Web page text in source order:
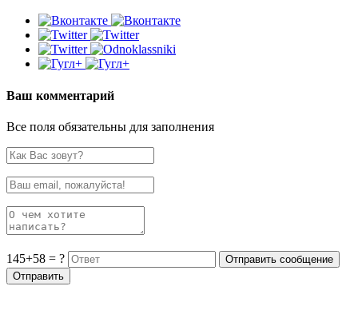
Ваш комментарий
Все поля обязательны для заполнения
145+58 = ?